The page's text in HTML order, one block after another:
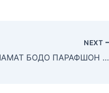
NEXT
ПАРЧАМАТ БОДО ПАРАФШОН ТОҶИКИСТОН